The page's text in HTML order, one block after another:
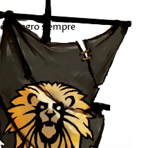
Negro siempre
¡por eso
últimas
leyendo para
“Córtalo todo” y